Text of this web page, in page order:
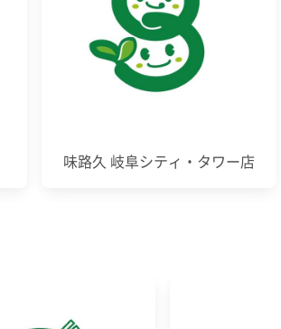
味路久 岐阜シティ・タワー店